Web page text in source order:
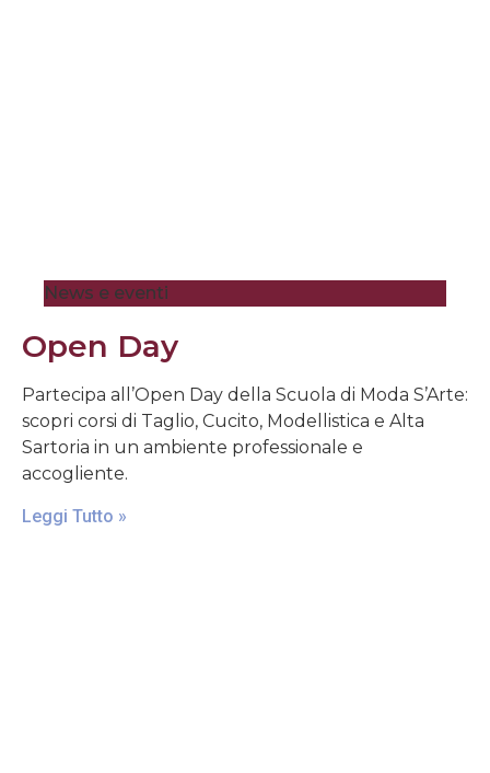
News e eventi
Open Day
Partecipa all’Open Day della Scuola di Moda S’Arte:
scopri corsi di Taglio, Cucito, Modellistica e Alta
Sartoria in un ambiente professionale e
accogliente.
Leggi Tutto »